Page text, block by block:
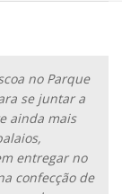
no Parque
se juntar a
ainda mais
entregar no
confecção de